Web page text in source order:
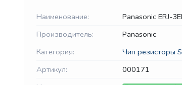
Наименование:
Panasonic ERJ-
Производитель:
Panasonic
Категория:
Чип резисторы
Артикул:
000171